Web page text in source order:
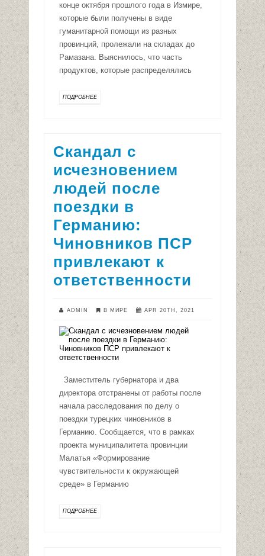
конце октября прошлого года в Измире,
которые были получены в виде
гуманитарной помощи из разных
провинций, пролежали на складах до
Рамазана. Выяснилось, что часть
продуктов, которые распределялись
ПОДРОБНЕЕ
Скандал с
исчезновением
людей после
поездки в
Германию:
Чиновников ПСР
привлекают к
ответственности
ADMIN В МИРЕ APR 20TH, 2021
Заместитель губернатора и два
директора отстранены от работы после
начала расследования по делу о
поездки турецких чиновников в
Германию. Сообщается, что в рамках
проекта муниципалитета провинции
Малатья «Формирование
чувствительности к окружающей
среде» в Германию
ПОДРОБНЕЕ